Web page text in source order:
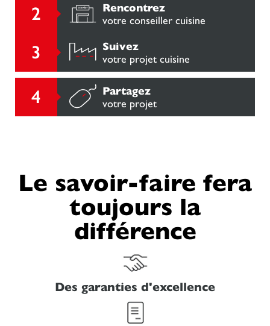
Rencontrez
votre conseiller cuisine
Suivez
votre projet cuisine
Partagez
votre projet
Le savoir-faire fera
toujours la
différence
Des garanties d'excellence